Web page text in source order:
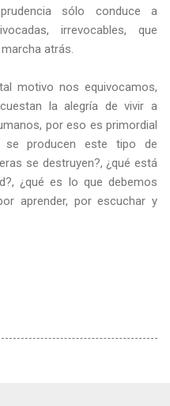
sólo conduce a
irrevocables, que
atrás.
motivo nos equivocamos,
la alegría de vivir a
por eso es primordial
se producen este tipo de
se destruyen?, ¿qué está
¿qué es lo que debemos
aprender, por escuchar y